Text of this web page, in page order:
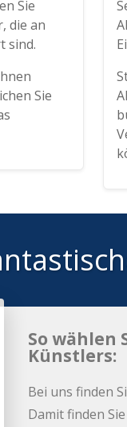
Sie
die an
sind.
Sie
So wählen
Künstlers:
Bei uns finden
Damit finden